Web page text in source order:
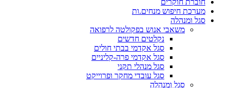
חוברת חוקרים
מערכת חיפוש מנחים.ות
סגל ומנהלה
משאבי אנוש בפקולטה לרפואה
נקלטים חדשים
סגל אקדמי בבתי חולים
סגל אקדמי פרה-קליניים
סגל מנהלי תקני
סגל עובדי מחקר ופרוייקט
סגל ומנהלה